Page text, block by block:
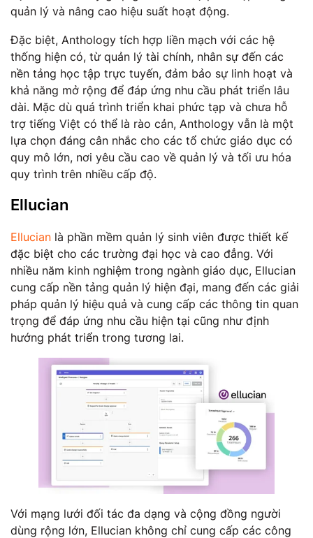
quản lý và nâng cao hiệu suất hoạt động.
Đặc biệt, Anthology tích hợp liền mạch với các hệ
thống hiện có, từ quản lý tài chính, nhân sự đến các
nền tảng học tập trực tuyến, đảm bảo sự linh hoạt và
khả năng mở rộng để đáp ứng nhu cầu phát triển lâu
dài. Mặc dù quá trình triển khai phức tạp và chưa hỗ
trợ tiếng Việt có thể là rào cản, Anthology vẫn là một
lựa chọn đáng cân nhắc cho các tổ chức giáo dục có
quy mô lớn, nơi yêu cầu cao về quản lý và tối ưu hóa
quy trình trên nhiều cấp độ.
Ellucian
Ellucian là phần mềm quản lý sinh viên được thiết kế
đặc biệt cho các trường đại học và cao đẳng. Với
nhiều năm kinh nghiệm trong ngành giáo dục, Ellucian
cung cấp nền tảng quản lý hiện đại, mang đến các giải
pháp quản lý hiệu quả và cung cấp các thông tin quan
trọng để đáp ứng nhu cầu hiện tại cũng như định
hướng phát triển trong tương lai.
Với mạng lưới đối tác đa dạng và cộng đồng người
dùng rộng lớn, Ellucian không chỉ cung cấp các công